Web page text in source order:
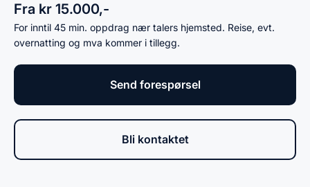
Fra kr 15.000,-
For inntil 45 min. oppdrag nær talers hjemsted. Reise, evt.
overnatting og mva kommer i tillegg.
Send forespørsel
Bli kontaktet